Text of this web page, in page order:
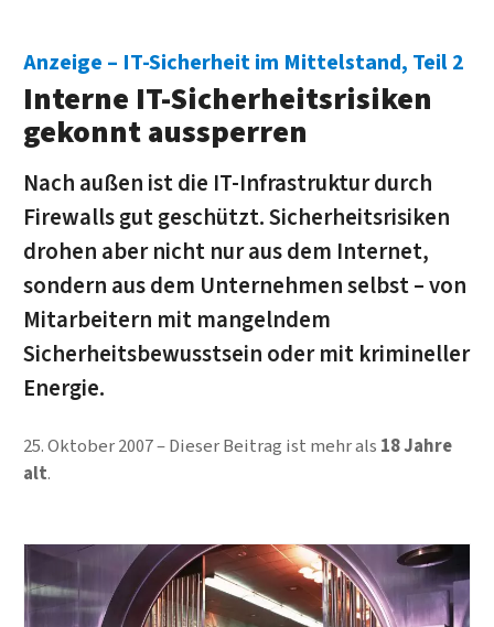
IT-Sicherheit im Mittelstand, Teil 2
Interne IT-Sicherheitsrisiken
gekonnt aussperren
Nach außen ist die IT-Infrastruktur durch
Firewalls gut geschützt. Sicherheitsrisiken
drohen aber nicht nur aus dem Internet,
sondern aus dem Unternehmen selbst – von
Mitarbeitern mit mangelndem
Sicherheitsbewusstsein oder mit krimineller
Energie.
25. Oktober 2007 Dieser Beitrag ist mehr als 18 Jahre
alt.